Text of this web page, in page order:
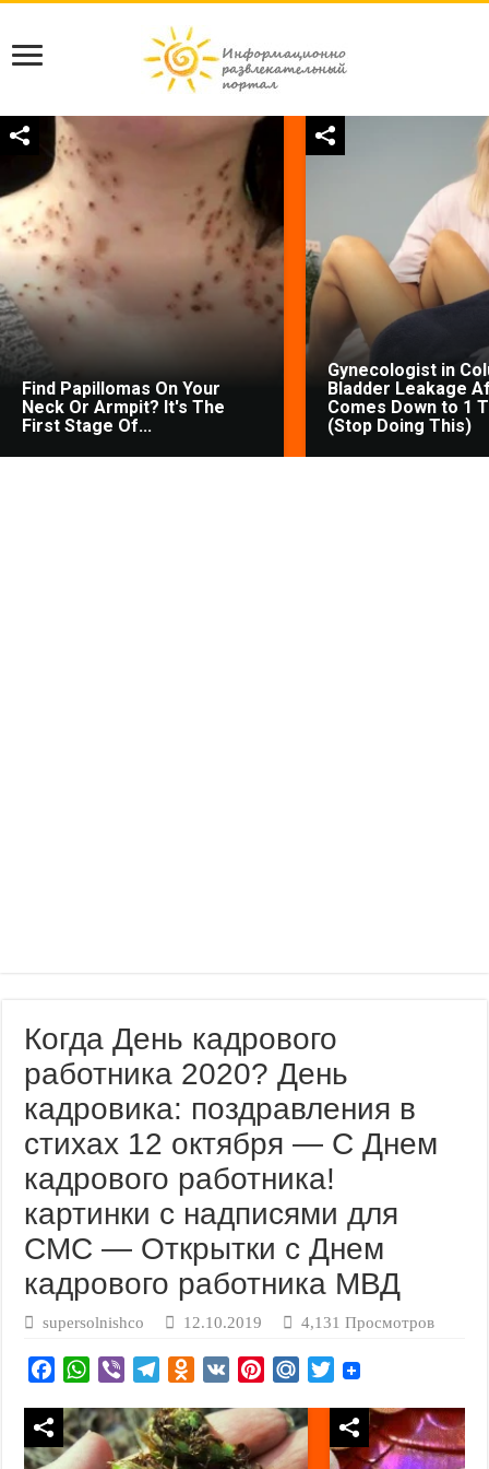
Find Papillomas On Your
Neck Or Armpit? It's The
First Stage Of...
Gynecologist in
Bladder Leakage
Comes Down to 1
(Stop Doing This)
Когда День кадрового
работника 2020? День
кадровика: поздравления в
стихах 12 октября — С Днем
кадрового работника!
картинки с надписями для
СМС — Открытки с Днем
кадрового работника МВД
supersolnishco 12.10.2019 4,131 Просмотров
e
W
a
t
V
b
e
l
e
O
n
o
V
n
t
M
i
l
T
t